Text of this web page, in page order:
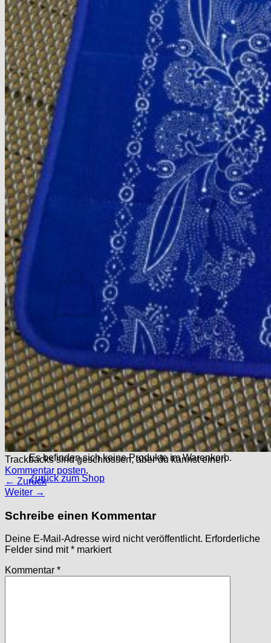
Indigostoffe
Tischdecken
Läufer
Mitteldecken
Große Tischdecken
Deckchen
Stoffpakete
10 x 10 cm
15 x 15 cm
Sechsecke
Genähtes
Einkaufsbeutel & Täschchen
Schürzen für Kinder – 2-5 J.
Schürzen f. Kinder – ab 6 J.
Schürzen für Erwachsene
Blaudruck-Herzen
Musterstücke – Einzelstücke
0,00€
Es befinden sich keine Produkte im Warenkorb.
Zurück zum Shop
Warenkorb
Es befinden sich keine Produkte im Warenkorb.
Zurück zum Shop
Trackbacks sind geschlossen, aber du kannst einen
Kommentar posten.
← Zurück
Weiter →
Schreibe einen Kommentar
Deine E-Mail-Adresse wird nicht veröffentlicht. Erforderliche
Felder sind mit* markiert
Kommentar *